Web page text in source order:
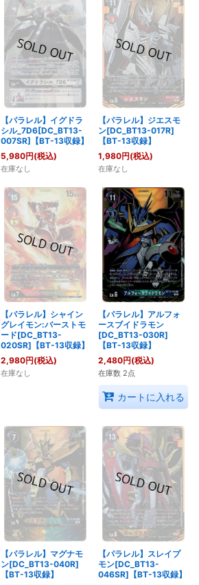
【パラレル】イグドラ
シル_7D6[DC_BT13-
007SR]【BT-13収録】
5,980円(税込)
在庫なし
【パラレル】ジエスモ
ン[DC_BT13-017R]
【BT-13収録】
1,980円(税込)
在庫なし
【パラレル】シャイン
グレイモン:バーストモ
ード[DC_BT13-
020SR]【BT-13収録】
2,980円(税込)
在庫なし
【パラレル】アルフォ
ースブイドラモン
[DC_BT13-030R]
【BT-13収録】
2,480円(税込)
在庫数 2点
カートに入れる
【パラレル】マグナモ
ン[DC_BT13-040R]
【BT-13収録】
【パラレル】スレイプ
モン[DC_BT13-
046SR]【BT-13収録】